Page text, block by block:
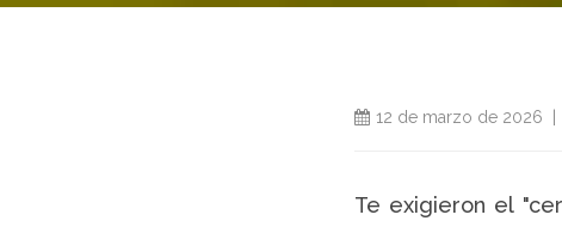
12 de marzo de 2026
Te exigieron el